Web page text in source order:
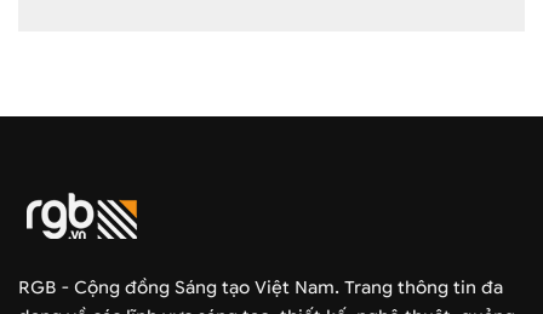
RGB - Cộng đồng Sáng tạo Việt Nam. Trang thông tin đa